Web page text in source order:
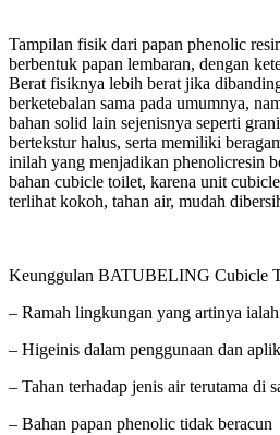
Tampilan fisik dari papan phenolic
berbentuk papan lembaran, dengan
Berat fisiknya lebih berat jika
berketebalan sama pada umumnya,
bahan solid lain sejenisnya seperti
bertekstur halus, serta memiliki
inilah yang menjadikan phenolicresin
bahan cubicle toilet, karena unit
terlihat kokoh, tahan air, mudah
Keunggulan BATUBELING Cubicle
– Ramah lingkungan yang artinya
– Higeinis dalam penggunaan dan
– Tahan terhadap jenis air terutama di
– Bahan papan phenolic tidak beracun